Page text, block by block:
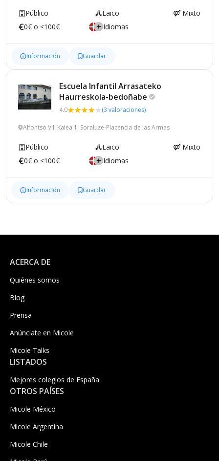
Público Laico
Mixto
0€ o <100€
Idiomas
Información Guardar
Escuela Infantil Arrasateko
Haurreskola-bedoñabe
4.0 (3 valoraciones)
Alfontso VIII Kalea 1, Soraluze-Placencia de las Armas
Público Laico
Mixto
0€ o <100€
Idiomas
Información Guardar
ACERCA DE
Quiénes somos
Blog
Prensa
Anúnciate en Micole
Micole Talks
LISTADOS
Mejores colegios de España
OTROS PAÍSES
Micole México
Micole Argentina
Micole Chile